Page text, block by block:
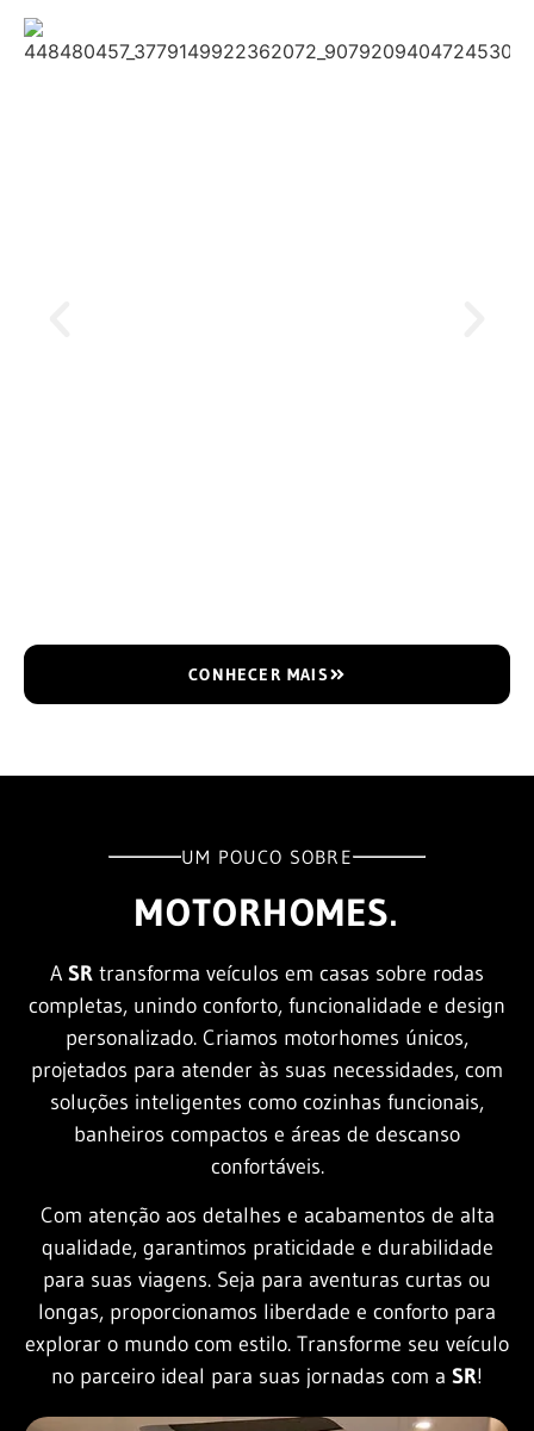
CONHECER MAIS
UM POUCO SOBRE
MOTORHOMES.
A SR transforma veículos em casas sobre rodas
completas, unindo conforto, funcionalidade e design
personalizado. Criamos motorhomes únicos,
projetados para atender às suas necessidades, com
soluções inteligentes como cozinhas funcionais,
banheiros compactos e áreas de descanso
confortáveis.
Com atenção aos detalhes e acabamentos de alta
qualidade, garantimos praticidade e durabilidade
para suas viagens. Seja para aventuras curtas ou
longas, proporcionamos liberdade e conforto para
explorar o mundo com estilo. Transforme seu veículo
no parceiro ideal para suas jornadas com a SR!